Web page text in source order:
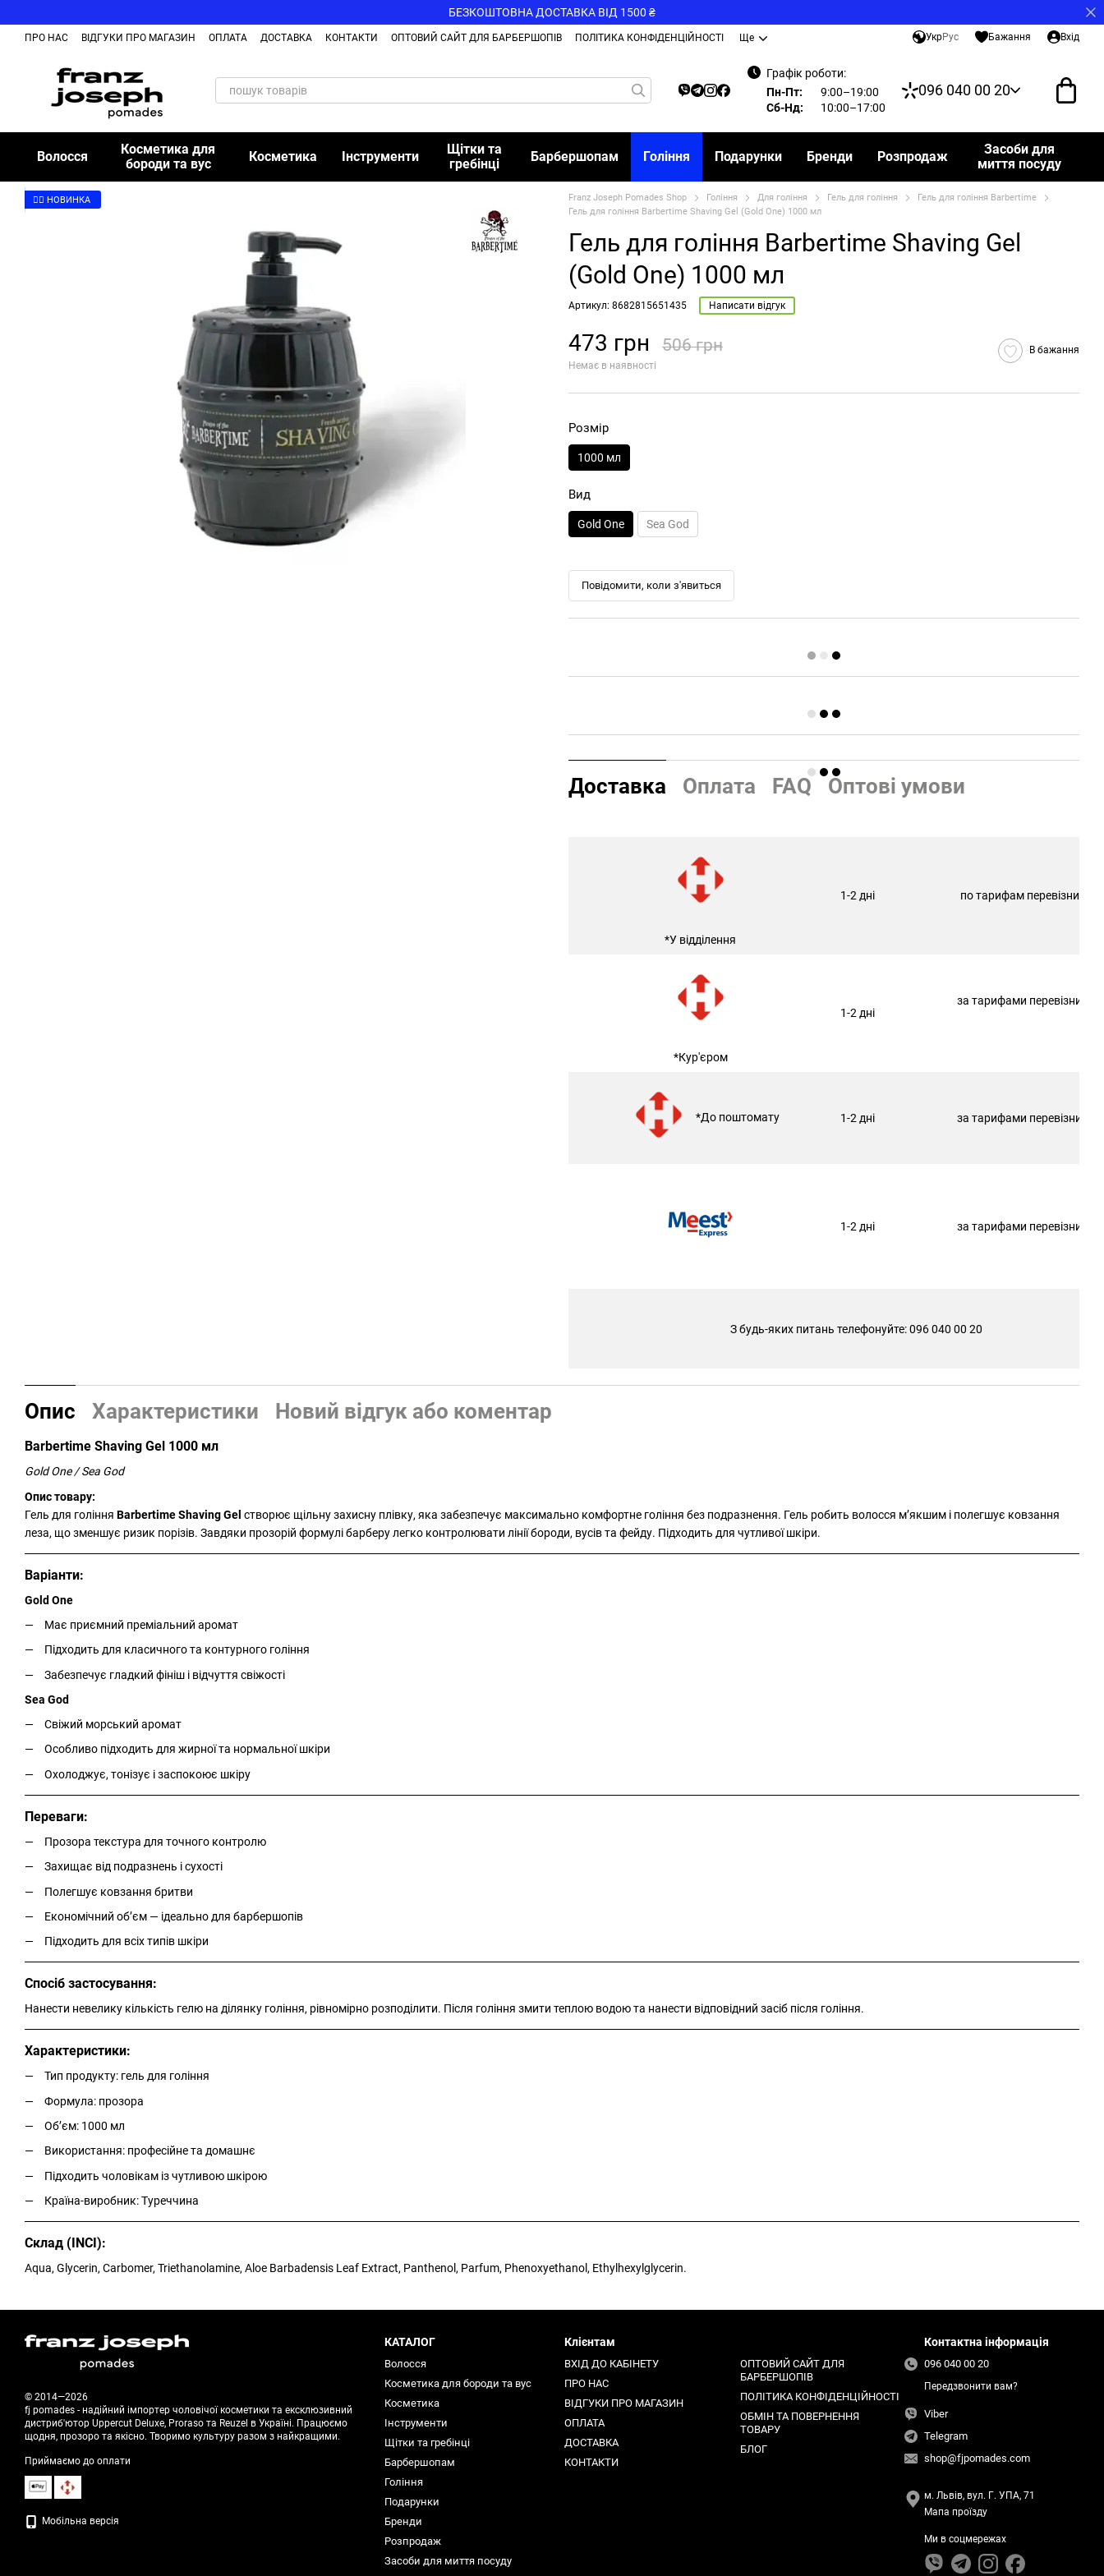
БЕЗКОШТОВНА ДОСТАВКА ВІД 1500 ₴
ПРО НАС ВІДГУКИ ПРО МАГАЗИН ОПЛАТА ДОСТАВКА КОНТАКТИ ОПТОВИЙ САЙТ ДЛЯ БАРБЕРШОПІВ ПОЛІТИКА КОНФІДЕНЦІЙНОСТІ Ще УкрРус Бажання Вхід
Графік роботи:
Пн-Пт:
9:00–19:00
Сб-Нд:
10:00–17:00
096 040 00 20
Волосся
Косметика для
бороди та вус
Косметика Інструменти
Щітки та
гребінці
Барбершопам Гоління Подарунки Бренди Розпродаж
Засоби для
миття посуду
👉🏻 НОВИНКА Franz Joseph Pomades Shop Гоління Для гоління Гель для гоління
Гель для гоління Barbertime
Гель для гоління Barbertime Shaving Gel (Gold One) 1000 мл
Гель для гоління Barbertime Shaving Gel
(Gold One) 1000 мл
Артикул: 8682815651435 Написати відгук
473 грн 506 грн
Немає в наявності
В бажання
Розмір
1000 мл
Вид
Gold One Sea God
Повідомити, коли з'явиться
Доставка Оплата FAQ Оптові умови
*У відділення
1-2 дні по тарифам перевізника
*Кур'єром
1-2 дні
за тарифами перевізника
*До поштомату 1-2 дні за тарифами перевізника
1-2 дні за тарифами перевізника
З будь-яких питань телефонуйте: 096 040 00 20
Опис Характеристики Новий відгук або коментар
Barbertime Shaving Gel 1000 мл
Gold One / Sea God
Опис товару:
Гель для гоління Barbertime Shaving Gel створює щільну захисну плівку, яка забезпечує максимально комфортне гоління без подразнення. Гель робить волосся м’якшим і полегшує ковзання
леза, що зменшує ризик порізів. Завдяки прозорій формулі барберу легко контролювати лінії бороди, вусів та фейду. Підходить для чутливої шкіри.
Варіанти:
Gold One
Має приємний преміальний аромат
Підходить для класичного та контурного гоління
Забезпечує гладкий фініш і відчуття свіжості
Sea God
Свіжий морський аромат
Особливо підходить для жирної та нормальної шкіри
Охолоджує, тонізує і заспокоює шкіру
Переваги:
Прозора текстура для точного контролю
Захищає від подразнень і сухості
Полегшує ковзання бритви
Економічний об’єм — ідеально для барбершопів
Підходить для всіх типів шкіри
Спосіб застосування:
Нанести невелику кількість гелю на ділянку гоління, рівномірно розподілити. Після гоління змити теплою водою та нанести відповідний засіб після гоління.
Характеристики:
Тип продукту: гель для гоління
Формула: прозора
Об’єм: 1000 мл
Використання: професійне та домашнє
Підходить чоловікам із чутливою шкірою
Країна-виробник: Туреччина
Склад (INCI):
Aqua, Glycerin, Carbomer, Triethanolamine, Aloe Barbadensis Leaf Extract, Panthenol, Parfum, Phenoxyethanol, Ethylhexylglycerin.
© 2014—2026
fj pomades - надійний імпортер чоловічої косметики та ексклюзивний
дистриб'ютор Uppercut Deluxe, Proraso та Reuzel в Україні. Працюємо
щодня, прозоро та якісно. Творимо культуру разом з найкращими.
Приймаємо до оплати
Мобільна версія
КАТАЛОГ
Волосся
Косметика для бороди та вус
Косметика
Інструменти
Щітки та гребінці
Барбершопам
Гоління
Подарунки
Бренди
Розпродаж
Засоби для миття посуду
Клієнтам
ВХІД ДО КАБІНЕТУ
ПРО НАС
ВІДГУКИ ПРО МАГАЗИН
ОПЛАТА
ДОСТАВКА
КОНТАКТИ
ОПТОВИЙ САЙТ ДЛЯ
БАРБЕРШОПІВ
ПОЛІТИКА КОНФІДЕНЦІЙНОСТІ
ОБМІН ТА ПОВЕРНЕННЯ
ТОВАРУ
БЛОГ
Контактна інформація
096 040 00 20
Передзвонити вам?
Viber
Telegram
shop@fjpomades.com
м. Львів, вул. Г. УПА, 71
Мапа проїзду
Ми в соцмережах